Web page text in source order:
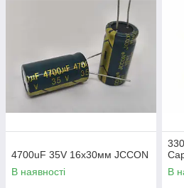
4700uF 35V 16х30мм JCCON
В наявності
В